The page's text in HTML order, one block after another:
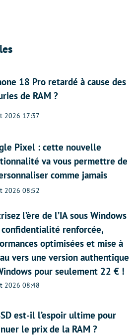
18 Pro retardé à cause des
de RAM ?
2026 17:37
Pixel : cette nouvelle
va vous permettre de
comme jamais
2026 08:52
l’ère de l’IA sous Windows
renforcée,
optimisées et mise à
vers une version authentique
pour seulement 22 € !
2026 08:48
est-il l’espoir ultime pour
le prix de la RAM ?